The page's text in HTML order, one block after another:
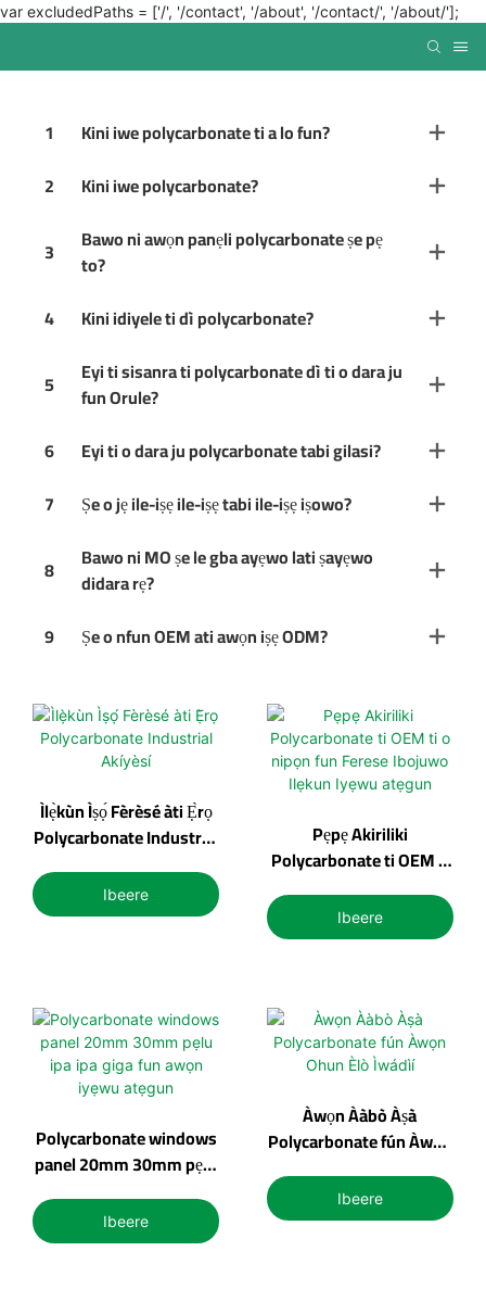
var excludedPaths = ['/', '/contact', '/about', '/contact/', '/about/'];
1
Kini iwe polycarbonate ti a lo fun?
2
Kini iwe polycarbonate?
3
Bawo ni awọn panẹli polycarbonate ṣe pẹ
to?
4
Kini idiyele ti dì polycarbonate?
5
Eyi ti sisanra ti polycarbonate dì ti o dara ju
fun Orule?
6
Eyi ti o dara ju polycarbonate tabi gilasi?
7
Ṣe o jẹ ile-iṣẹ ile-iṣẹ tabi ile-iṣẹ iṣowo?
8
Bawo ni MO ṣe le gba ayẹwo lati ṣayẹwo
didara rẹ?
9
Ṣe o nfun OEM ati awọn iṣẹ ODM?
Ìlẹ̀kùn Ìṣọ́ Fèrèsé àti Ẹ̀rọ
Polycarbonate Industrial
Ibeere
Pẹpẹ Akiriliki
Polycarbonate ti OEM ti
Ibojuwo Ilẹkun Iyẹwu
atẹgun
Ibeere
Polycarbonate windows
panel 20mm 30mm pẹlu
ipa ipa giga fun awọn
iyẹwu atẹgun
Ibeere
Àwọn Ààbò Àṣà
Polycarbonate fún Àwọn
Ohun Èlò Ìwádìí
Ibeere